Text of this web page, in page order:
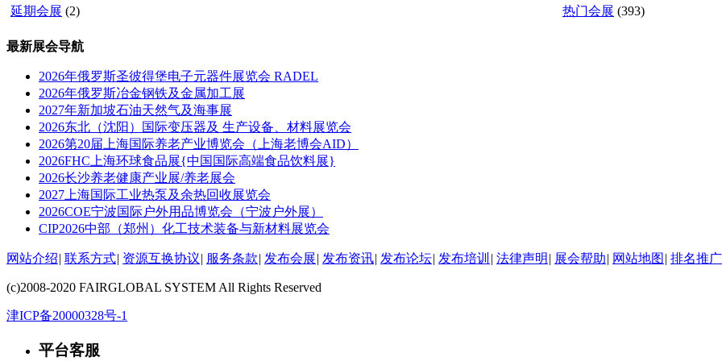
延期会展 (2) 热门会展 (393)
最新展会导航
2026年俄罗斯圣彼得堡电子元器件展览会 RADEL
2026年俄罗斯冶金钢铁及金属加工展
2027年新加坡石油天然气及海事展
2026东北（沈阳）国际变压器及 生产设备、材料展览会
2026第20届上海国际养老产业博览会（上海老博会AID）
2026FHC上海环球食品展{中国国际高端食品饮料展}
2026长沙养老健康产业展/养老展会
2027上海国际工业热泵及余热回收展览会
2026COE宁波国际户外用品博览会（宁波户外展）
CIP2026中部（郑州）化工技术装备与新材料展览会
网站介绍| 联系方式| 资源互换协议| 服务条款| 发布会展| 发布资讯| 发布论坛| 发布培训 | 法律声明 | 展会帮助| 网站地图 | 排名推广
(c)2008-2020 FAIRGLOBAL SYSTEM All Rights Reserved
津ICP备20000328号-1
平台客服